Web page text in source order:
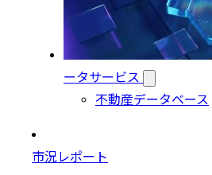
ータサービス
不動産データベース
市況レポート